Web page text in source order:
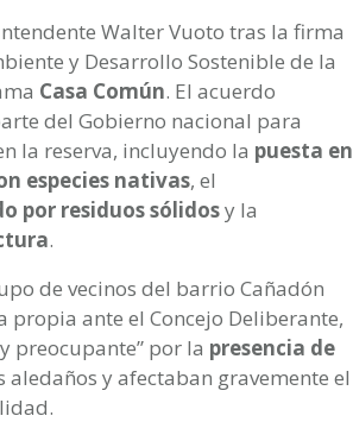
Walter Vuoto tras la firma
y Desarrollo Sostenible de la
Casa Común. El acuerdo
del Gobierno nacional para
la reserva, incluyendo la puesta en
especies nativas, el
por residuos sólidosy la
.
de vecinos del barrio Cañadón
ante el Concejo Deliberante,
preocupante” por la presencia de
y afectaban gravemente el